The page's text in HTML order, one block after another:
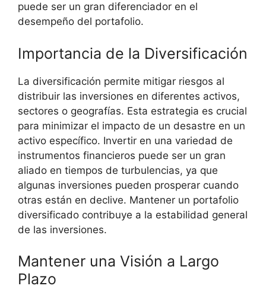
puede ser un gran​ diferenciador en el
desempeño del portafolio.
Importancia de la Diversificación
La diversificación ‌permite mitigar riesgos al⁣
distribuir las inversiones en diferentes activos,
sectores o geografías. Esta estrategia es crucial
para minimizar el impacto⁢ de‌ un desastre en un
activo específico. Invertir en una variedad de
instrumentos financieros puede​ ser un gran
aliado en tiempos de turbulencias,​ ya que⁤
algunas inversiones pueden prosperar ⁣cuando
otras están en ⁤declive. Mantener un portafolio
⁣diversificado ⁢contribuye a la estabilidad general
de las inversiones.
Mantener una⁤ Visión a Largo
Plazo